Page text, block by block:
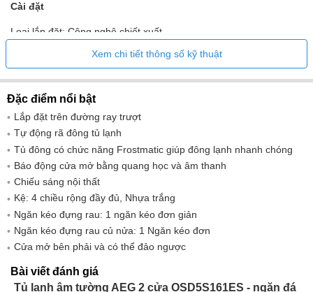
Cài đặt
Loại lắp đặt: Công nghệ chiết xuất
Bản lề cửa: Bản lề đảo ngược bên phải
Kích thước (mm): 1575x548x549
Kích thước khoang rỗng (mm): 1580x560x550
Công suất (W): 100
Điện áp (V): 230-240
Chiều dài cáp (m): 2,4
Chiều rộng gói hàng: 590
Tổng trọng lượng: 51
Xem chi tiết thông số kỹ thuật
Đặc điểm nổi bật
Lắp đặt trên đường ray trượt
Tự động rã đông tủ lạnh
Tủ đông có chức năng Frostmatic giúp đông lạnh nhanh chóng
Báo động cửa mở bằng quang học và âm thanh
Chiếu sáng nội thất
Kệ: 4 chiều rộng đầy đủ, Nhựa trắng
Ngăn kéo đựng rau: 1 ngăn kéo đơn giản
Ngăn kéo đựng rau củ nửa: 1 Ngăn kéo đơn
Cửa mở bên phải và có thể đảo ngược
Bài viết đánh giá
Tủ lạnh âm tường AEG 2 cửa OSD5S161ES - ngăn đá